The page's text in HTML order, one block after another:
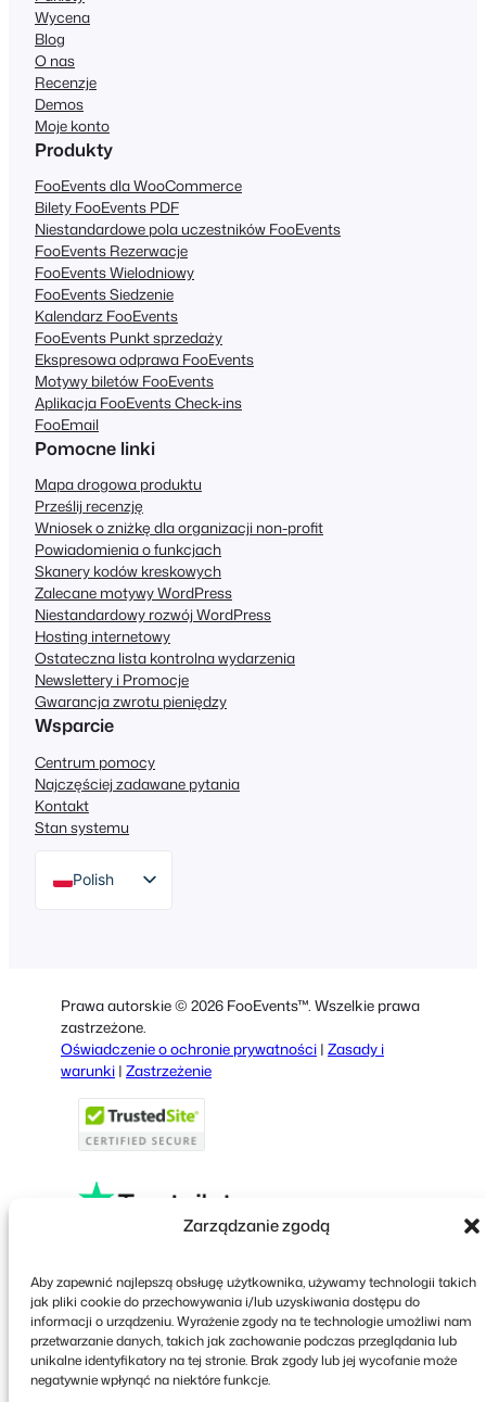
Zarządzanie zgodą
Aby zapewnić najlepszą obsługę użytkownika, używamy technologii takich
jak pliki cookie do przechowywania i/lub uzyskiwania dostępu do
informacji o urządzeniu. Wyrażenie zgody na te technologie umożliwi nam
przetwarzanie danych, takich jak zachowanie podczas przeglądania lub
unikalne identyfikatory na tej stronie. Brak zgody lub jej wycofanie może
negatywnie wpłynąć na niektóre funkcje.
Wycena
Blog
O nas
Recenzje
Demos
Moje konto
Produkty
FooEvents dla WooCommerce
Bilety FooEvents PDF
Niestandardowe pola uczestników FooEvents
FooEvents Rezerwacje
FooEvents Wielodniowy
FooEvents Siedzenie
Kalendarz FooEvents
FooEvents Punkt sprzedaży
Ekspresowa odprawa FooEvents
Motywy biletów FooEvents
Aplikacja FooEvents Check-ins
FooEmail
Pomocne linki
Mapa drogowa produktu
Prześlij recenzję
Wniosek o zniżkę dla organizacji non-profit
Powiadomienia o funkcjach
Skanery kodów kreskowych
Zalecane motywy WordPress
Niestandardowy rozwój WordPress
Hosting internetowy
Ostateczna lista kontrolna wydarzenia
Newslettery i Promocje
Gwarancja zwrotu pieniędzy
Wsparcie
Centrum pomocy
Najczęściej zadawane pytania
Kontakt
Stan systemu
Polish
English
Spanish
Italian
Portuguese
French
Prawa autorskie © 2026 FooEvents™. Wszelkie prawa
zastrzeżone.
Oświadczenie o ochronie prywatności | Zasady i
warunki | Zastrzeżenie
X